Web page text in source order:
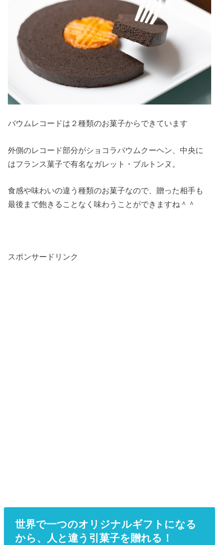
バウムレコードは２種類のお菓子からできています
外側のレコード部分がショコラバウムクーヘン、中央に
はフランス菓子で有名なガレット・ブルトンヌ。
食感や味わいの違う種類のお菓子なので、贈った相手も
最後まで飽きることなく味わうことができますね＾＾
スポンサードリンク
世界で一つのオリジナルギフトになる
から、人と違う引菓子を贈れる！